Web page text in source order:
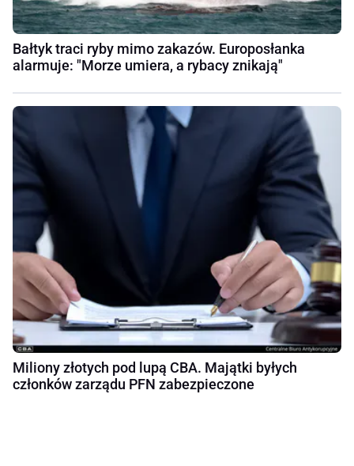
Bałtyk traci ryby mimo zakazów. Europosłanka
alarmuje: "Morze umiera, a rybacy znikają"
Miliony złotych pod lupą CBA. Majątki byłych
członków zarządu PFN zabezpieczone